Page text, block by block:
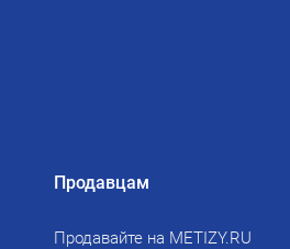
Продавцам
Продавайте на METIZY.RU